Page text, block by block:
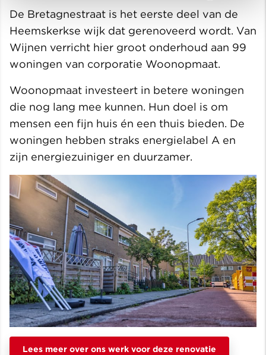
De Bretagnestraat is het eerste deel van de
Heemskerkse wijk dat gerenoveerd wordt. Van
Wijnen verricht hier groot onderhoud aan 99
woningen van corporatie Woonopmaat.
Woonopmaat investeert in betere woningen
die nog lang mee kunnen. Hun doel is om
mensen een fijn huis én een thuis bieden. De
woningen hebben straks energielabel A en
zijn energiezuiniger en duurzamer.
Lees meer over ons werk voor deze renovatie